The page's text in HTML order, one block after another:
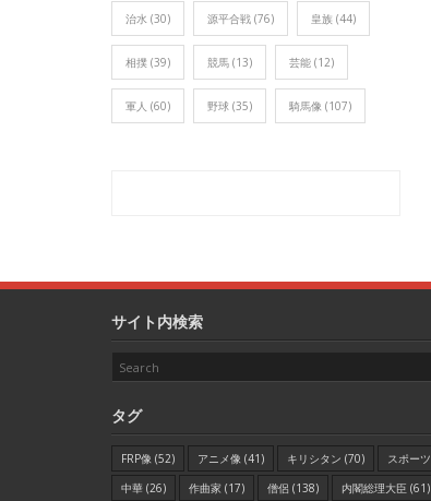
治水 (30) 源平合戦 (76) 皇族 (44)
相撲 (39) 競馬 (13) 芸能 (12)
軍人 (60) 野球 (35) 騎馬像 (107)
サイト内検索
タグ
FRP像 (52) アニメ像 (41) キリシタン (70) スポーツ
中華 (26) 作曲家 (17) 僧侶 (138) 内閣総理大臣 (61)